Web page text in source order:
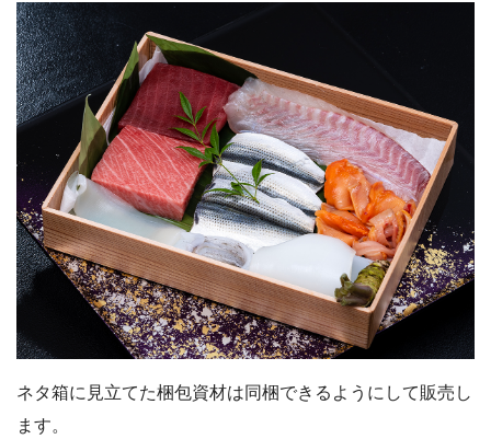
ネタ箱に見立てた梱包資材は同梱できるようにして販売し
ます。